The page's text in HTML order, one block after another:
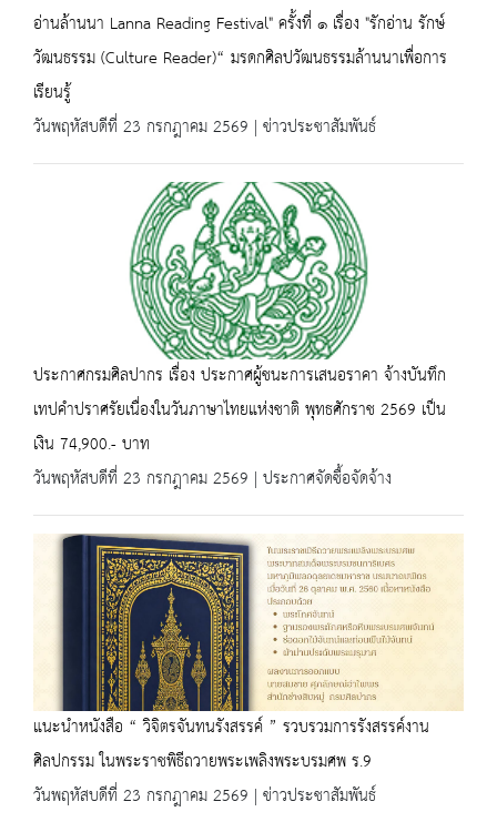
อ่านล้านนา Lanna Reading Festival" ครั้งที่ ๑ เรื่อง "รักอ่าน รักษ์
วัฒนธรรม (Culture Reader)“ มรดกศิลปวัฒนธรรมล้านนาเพื่อการ
เรียนรู้
วันพฤหัสบดีที่ 23 กรกฎาคม 2569 | ข่าวประชาสัมพันธ์
ประกาศกรมศิลปากร เรื่อง ประกาศผู้ชนะการเสนอราคา จ้างบันทึก
เทปคำปราศรัยเนื่องในวันภาษาไทยแห่งชาติ พุทธศักราช 2569 เป็น
เงิน 74,900.- บาท
วันพฤหัสบดีที่ 23 กรกฎาคม 2569 | ประกาศจัดซื้อจัดจ้าง
แนะนำหนังสือ “ วิจิตรจันทนรังสรรค์ ” รวบรวมการรังสรรค์งาน
ศิลปกรรม ในพระราชพิธีถวายพระเพลิงพระบรมศพ ร.9
วันพฤหัสบดีที่ 23 กรกฎาคม 2569 | ข่าวประชาสัมพันธ์